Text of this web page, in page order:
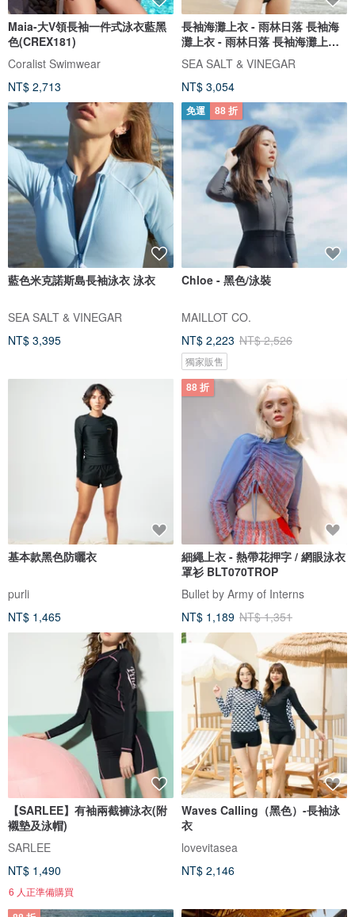
Maia-大V領長袖一件式泳衣藍黑
色(CREX181)
Coralist Swimwear
NT$ 2,713
長袖海灘上衣 - 雨林日落 長袖海
灘上衣 - 雨林日落 長袖海灘上衣 -
雨林日落
SEA SALT & VINEGAR
NT$ 3,054
藍色米克諾斯島長袖泳衣 泳衣
SEA SALT & VINEGAR
NT$ 3,395
免運 88 折
Chloe - 黑色/泳裝
MAILLOT CO.
NT$ 2,223 NT$ 2,526
獨家販售
基本款黑色防曬衣
purli
NT$ 1,465
88 折
細繩上衣 - 熱帶花押字 / 網眼泳衣
罩衫 BLT070TROP
Bullet by Army of Interns
NT$ 1,189 NT$ 1,351
【SARLEE】有袖兩截褲泳衣(附
襯墊及泳帽)
SARLEE
NT$ 1,490
6 人正準備購買
Waves Calling（黑色）-長袖泳
衣
lovevitasea
NT$ 2,146